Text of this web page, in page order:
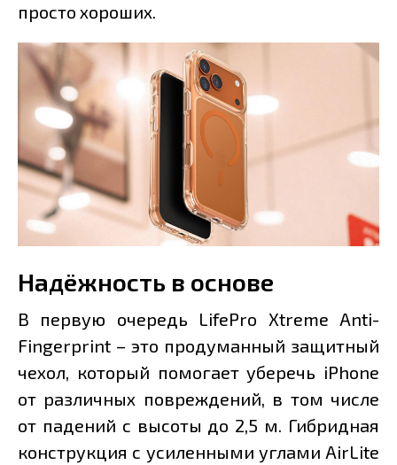
просто хороших.
Надёжность в основе
В первую очередь LifePro Xtreme Anti-
Fingerprint – это продуманный защитный
чехол, который помогает уберечь iPhone
от различных повреждений, в том числе
от падений с высоты до 2,5 м. Гибридная
конструкция с усиленными углами AirLite